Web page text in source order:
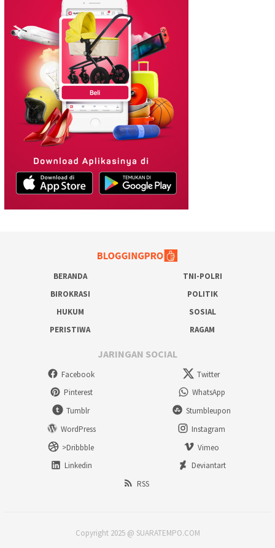
BERANDA
TNI-POLRI
BIROKRASI
POLITIK
HUKUM
SOSIAL
PERISTIWA
RAGAM
JARINGAN SOCIAL
Facebook
Twitter
Pinterest
WhatsApp
Tumblr
Stumbleupon
WordPress
Instagram
>Dribbble
Vimeo
Linkedin
Deviantart
RSS
Copyright 2025 @ SUARATEMPO.COM